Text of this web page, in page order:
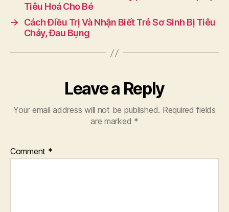
Tiêu Hoá Cho Bé
→
Cách Điều Trị Và Nhận Biết Trẻ Sơ Sinh Bị Tiêu
Chảy, Đau Bụng
Leave a Reply
Your email address will not be published. Required fields
are marked *
Comment *